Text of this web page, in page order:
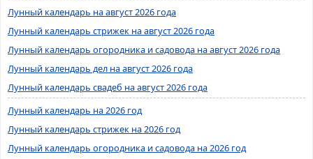
Лунный календарь на август 2026 года
Лунный календарь стрижек на август 2026 года
Лунный календарь огородника и садовода на август 2026 года
Лунный календарь дел на август 2026 года
Лунный календарь свадеб на август 2026 года
Лунный календарь на 2026 год
Лунный календарь стрижек на 2026 год
Лунный календарь огородника и садовода на 2026 год